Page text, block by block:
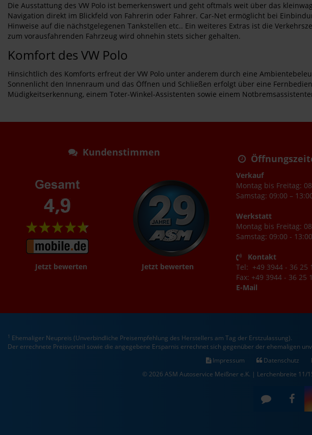
Die Ausstattung des VW Polo ist bemerkenswert und geht oftmals weit über das
Navigation direkt im Blickfeld von Fahrerin oder Fahrer. Car-Net ermöglicht bei
Hinweise auf die nächstgelegenen Tankstellen etc.. Ein weiteres Extras ist die
zum vorausfahrenden Fahrzeug wird ohnehin stets sicher gehalten.
Komfort des VW Polo
Hinsichtlich des Komforts erfreut der VW Polo unter anderem durch eine
Sonnenlicht den Innenraum und das Öffnen und Schließen erfolgt über eine
Müdigkeitserkennung, einem Toter-Winkel-Assistenten sowie einem
Kundenstimmen
Jetzt bewerten Jetzt bewerten
Verkauf
Montag bis Freitag:
Samstag: 09:00 –
Werkstatt
Montag bis Freitag:
Samstag: 09:00 -
Kontakt
Tel: +49 3944 - 36 25
Fax: +49 3944 - 36 25
E-Mail
1 Ehemaliger Neupreis (Unverbindliche Preisempfehlung des Herstellers am Tag der Erstzulassung).
Der errechnete Preisvorteil sowie die angegebene Ersparnis errechnet sich gegenüber der ehemaligen
Impressum
Datenschutz
© 2026 ASM Autoservice Meißner e.K. | Lerchenbreite